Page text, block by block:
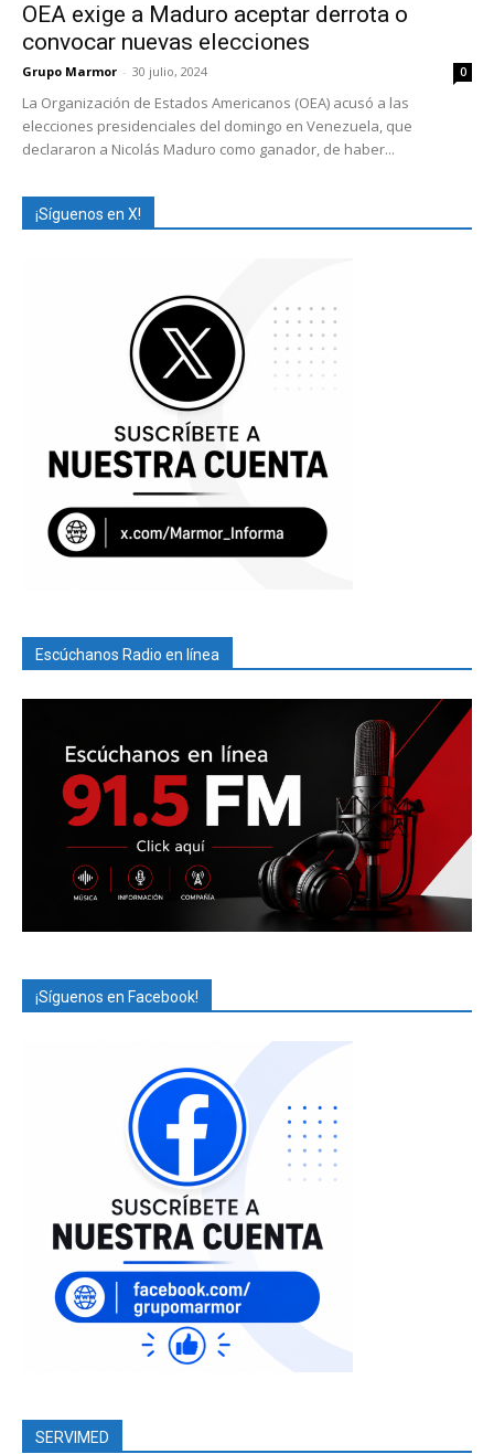
OEA exige a Maduro aceptar derrota o
convocar nuevas elecciones
Grupo Marmor - 30 julio, 2024 0
La Organización de Estados Americanos (OEA) acusó a las
elecciones presidenciales del domingo en Venezuela, que
declararon a Nicolás Maduro como ganador, de haber...
¡Síguenos en X!
Escúchanos Radio en línea
¡Síguenos en Facebook!
SERVIMED